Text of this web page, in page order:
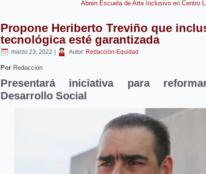
Abren Escuela de Arte Inclusivo en Centro
Propone Heriberto Treviño que
tecnológica esté garantizada
marzo 23, 2022 Autor: Redacción-Equidad
Por Redacción
Presentará iniciativa para
Desarrollo Social